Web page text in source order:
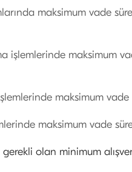
maksimum vade
işlemlerinde maksimum
maksimum vade
maksimum vade
olan minimum